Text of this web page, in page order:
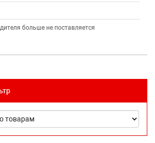
больше не поставляется